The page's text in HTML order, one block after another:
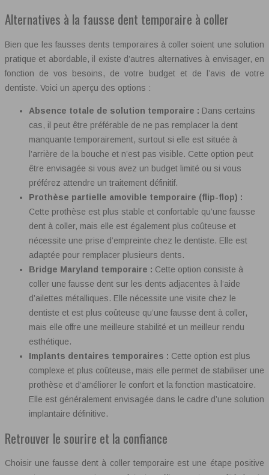
Alternatives à la fausse dent temporaire à coller
Bien que les fausses dents temporaires à coller soient une solution
pratique et abordable, il existe d’autres alternatives à envisager, en
fonction de vos besoins, de votre budget et de l’avis de votre
dentiste. Voici un aperçu des options :
Absence totale de solution temporaire : Dans certains
cas, il peut être préférable de ne pas remplacer la dent
manquante temporairement, surtout si elle est située à
l’arrière de la bouche et n’est pas visible. Cette option peut
être envisagée si vous avez un budget limité ou si vous
préférez attendre un traitement définitif.
Prothèse partielle amovible temporaire (flip-flop) :
Cette prothèse est plus stable et confortable qu’une fausse
dent à coller, mais elle est également plus coûteuse et
nécessite une prise d’empreinte chez le dentiste. Elle est
adaptée pour remplacer plusieurs dents.
Bridge Maryland temporaire : Cette option consiste à
coller une fausse dent sur les dents adjacentes à l’aide
d’ailettes métalliques. Elle nécessite une visite chez le
dentiste et est plus coûteuse qu’une fausse dent à coller,
mais elle offre une meilleure stabilité et un meilleur rendu
esthétique.
Implants dentaires temporaires : Cette option est plus
complexe et plus coûteuse, mais elle permet de stabiliser une
prothèse et d’améliorer le confort et la fonction masticatoire.
Elle est généralement envisagée dans le cadre d’une solution
implantaire définitive.
Retrouver le sourire et la confiance
Choisir une fausse dent à coller temporaire est une étape positive